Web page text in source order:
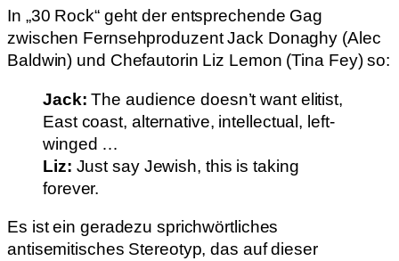
In „30 Rock“ geht der entsprechende Gag
zwischen Fernsehproduzent Jack Donaghy (Alec
Baldwin) und Chefautorin Liz Lemon (Tina Fey) so:
Jack: The audience doesn’t want elitist,
East coast, alternative, intellectual, left-
winged …
Liz: Just say Jewish, this is taking
forever.
Es ist ein geradezu sprichwörtliches
antisemitisches Stereotyp, das auf dieser